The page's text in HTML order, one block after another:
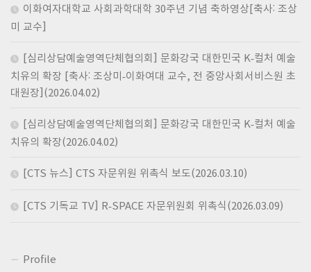
이화여자대학교 사회과학대학 30주년 기념 축하영상[축사: 조상
미 교수]
[심리상담예술영역단체협의회] 문화강국 대한민국 K-컬처 예술
치유의 확장 [축사: 조상미-이화여대 교수, 전 중앙사회서비스원 초
대원장](2026.04.02)
[심리상담예술영역단체협의회] 문화강국 대한민국 K-컬처 예술
치유의 확장(2026.04.02)
[CTS 뉴스] CTS 자문위원 위촉식 보도(2026.03.10)
[CTS 기독교 TV] R-SPACE 자문위원회 위촉식(2026.03.09)
Profile